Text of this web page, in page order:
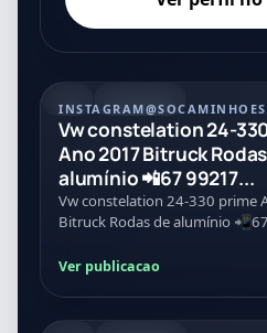
INSTAGRAM
Vw constelation 24-
Ano 2017 Bitruck
alumínio 📲67 99217...
Vw constelation 24-330 prime
Bitruck Rodas de alumínio
Ver publicacao